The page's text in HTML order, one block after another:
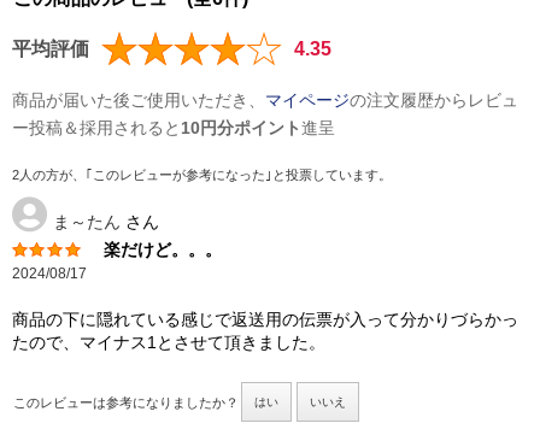
平均評価 4.35
商品が届いた後ご使用いただき、 マイページの注文履歴からレビュ
ー投稿＆採用されると 10円分ポイント進呈
2人の方が、｢このレビューが参考になった｣と投票しています。
ま～たん さん
楽だけど。。。
2024/08/17
商品の下に隠れている感じで返送用の伝票が入って分かりづらかっ
たので、マイナス1とさせて頂きました。
このレビューは参考になりましたか？ はい いいえ